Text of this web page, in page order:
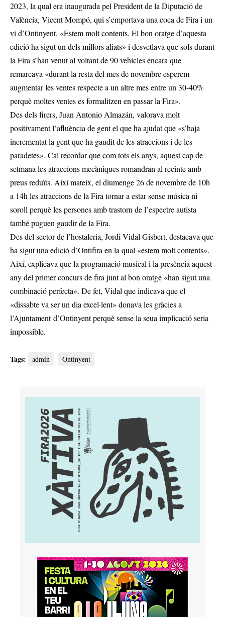
2023, la qual era inaugurada pel President de la Diputació de
València, Vicent Mompó, qui s’emportava una coca de Fira i un
vi d’Ontinyent. «Estem molt contents. El bon oratge d’aquesta
edició ha sigut un dels millors aliats» i desvetlava que sols durant
la Fira s’han venut al voltant de 90 vehicles encara que
remarcava «durant la resta del mes de novembre esperem
augmentar les ventes respecte a un altre mes entre un 30-40%
perquè moltes ventes es formalitzen en passar la Fira».
Des dels firers, Juan Antonio Almazán, valorava molt
positivament l’afluència de gent el que ha ajudat que «s’haja
incrementat la gent que ha gaudit de les atraccions i de les
paradetes». Cal recordar que com tots els anys, aquest cap de
setmana les atraccions mecàniques romandran al recinte amb
preus reduïts. Així mateix, el diumenge 26 de novembre de 10h
a 14h les atraccions de la Fira tornar a estar sense música ni
soroll perquè les persones amb trastorn de l’espectre autista
també puguen gaudir de la Fira.
Des del sector de l’hostaleria, Jordi Vidal Gisbert, destacava que
ha sigut una edició d’Ontifira en la qual «estem molt contents».
Així, explicava que la programació musical i la presència aquest
any del primer concurs de fira junt al bon oratge «han sigut una
combinació perfecta». De fet, Vidal que indicava que el
«dissabte va ser un dia excel·lent» donava les gràcies a
l’Ajuntament d’Ontinyent perquè sense la seua implicació seria
impossible.
Tags: admin Ontinyent